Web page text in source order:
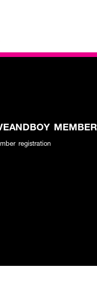
MEMBER
registration